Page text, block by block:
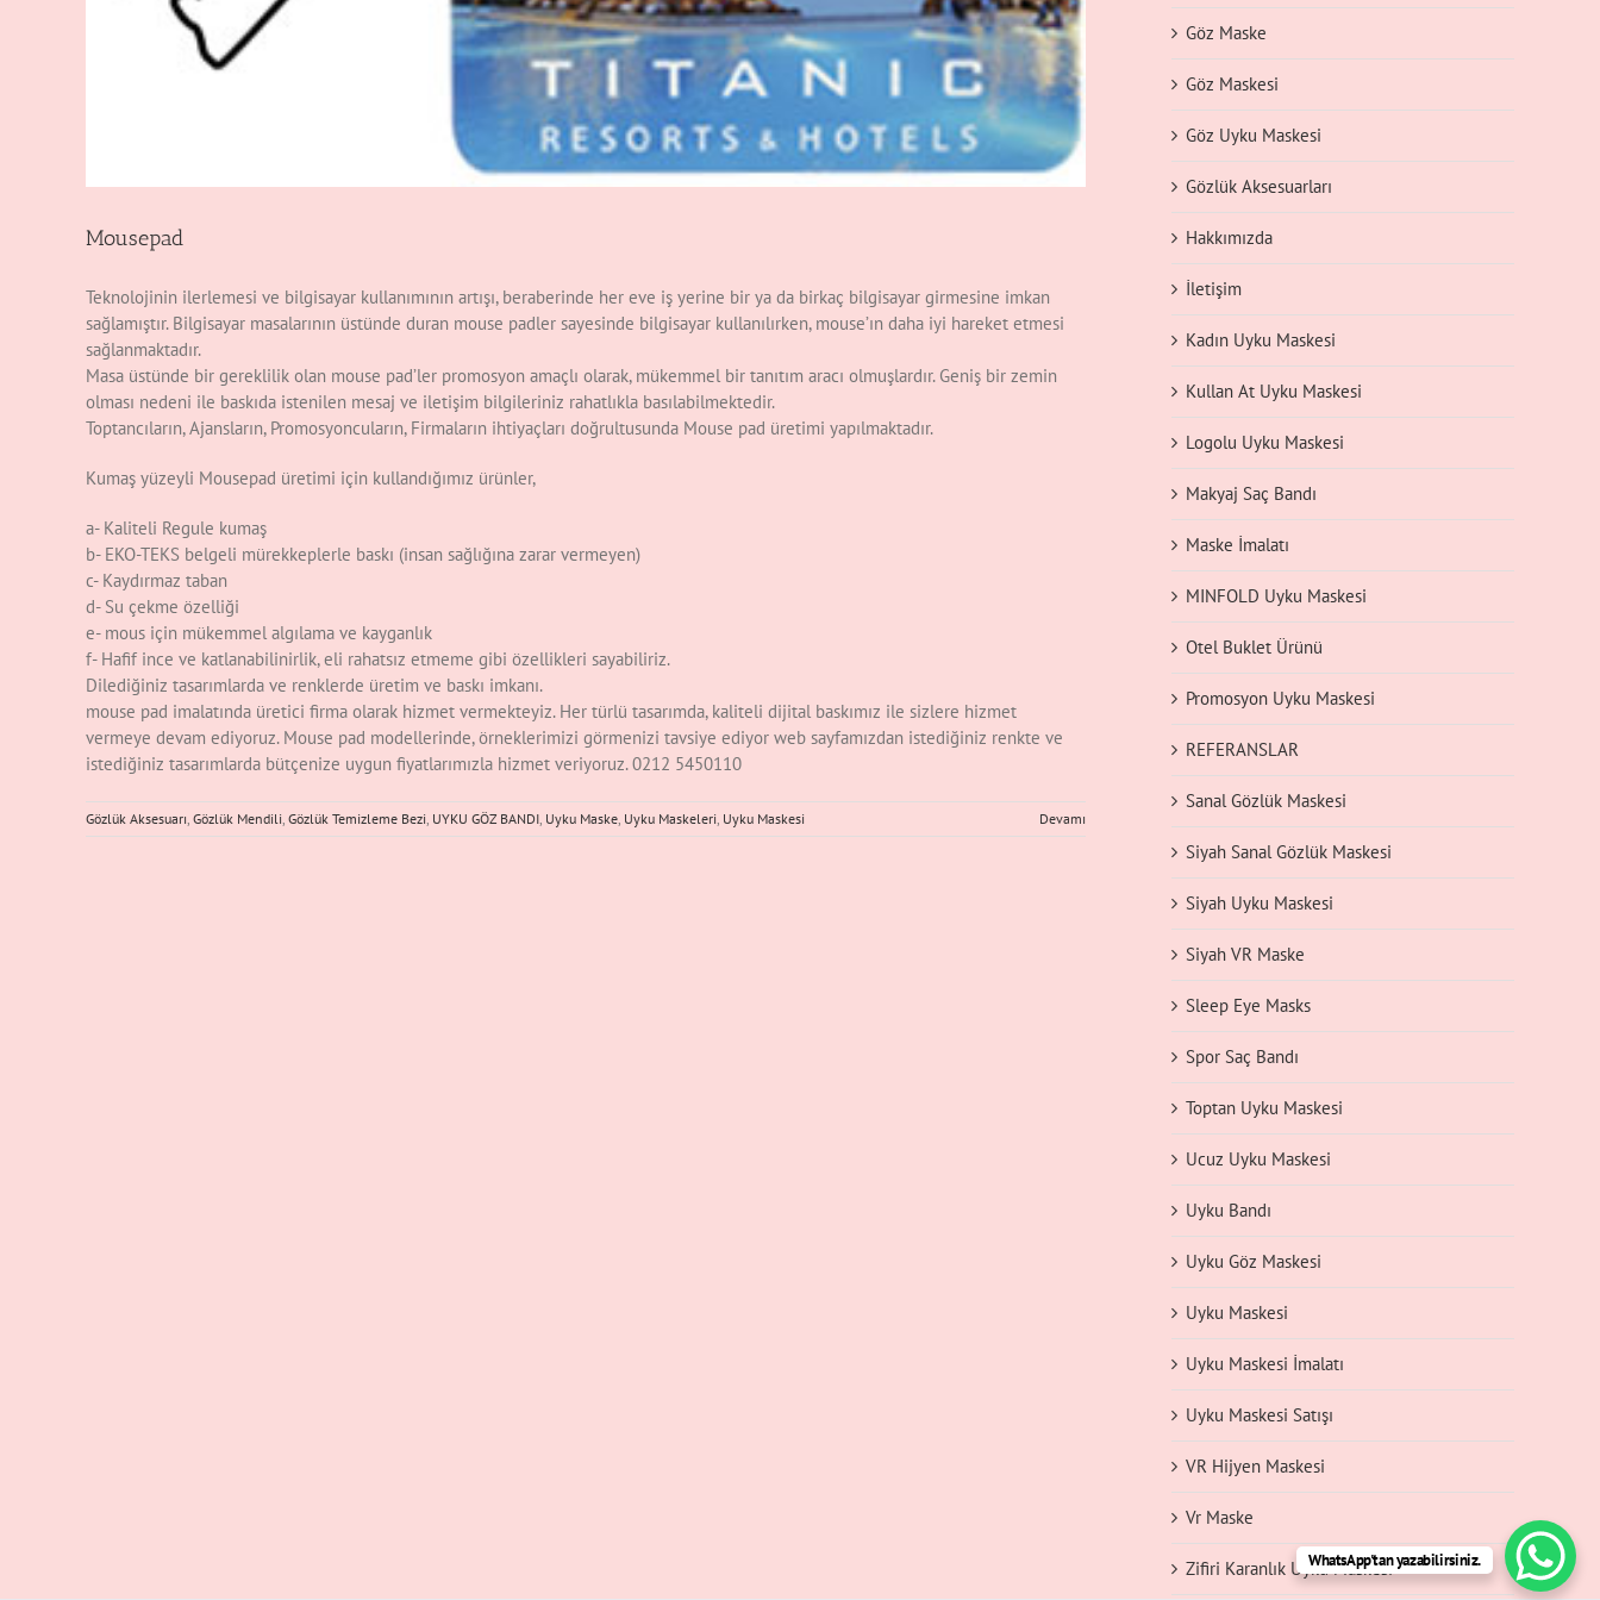
Mousepad
Teknolojinin ilerlemesi ve bilgisayar kullanımının artışı, beraberinde her eve iş yerine bir ya da birkaç bilgisayar girmesine imkan
sağlamıştır. Bilgisayar masalarının üstünde duran mouse padler sayesinde bilgisayar kullanılırken, mouse’ın daha iyi hareket etmesi
sağlanmaktadır.
Masa üstünde bir gereklilik olan mouse pad’ler promosyon amaçlı olarak, mükemmel bir tanıtım aracı olmuşlardır. Geniş bir zemin
olması nedeni ile baskıda istenilen mesaj ve iletişim bilgileriniz rahatlıkla basılabilmektedir.
Toptancıların, Ajansların, Promosyoncuların, Firmaların ihtiyaçları doğrultusunda Mouse pad üretimi yapılmaktadır.
Kumaş yüzeyli Mousepad üretimi için kullandığımız ürünler,
a- Kaliteli Regule kumaş
b- EKO-TEKS belgeli mürekkeplerle baskı (insan sağlığına zarar vermeyen)
c- Kaydırmaz taban
d- Su çekme özelliği
e- mous için mükemmel algılama ve kayganlık
f- Hafif ince ve katlanabilinirlik, eli rahatsız etmeme gibi özellikleri sayabiliriz.
Dilediğiniz tasarımlarda ve renklerde üretim ve baskı imkanı.
mouse pad imalatında üretici firma olarak hizmet vermekteyiz. Her türlü tasarımda, kaliteli dijital baskımız ile sizlere hizmet
vermeye devam ediyoruz. Mouse pad modellerinde, örneklerimizi görmenizi tavsiye ediyor web sayfamızdan istediğiniz renkte ve
istediğiniz tasarımlarda bütçenize uygun fiyatlarımızla hizmet veriyoruz. 0212 5450110
Gözlük Aksesuarı, Gözlük Mendili, Gözlük Temizleme Bezi, UYKU GÖZ BANDI, Uyku Maske, Uyku Maskeleri, Uyku Maskesi Devamı
Göz Maske
Göz Maskesi
Göz Uyku Maskesi
Gözlük Aksesuarları
Hakkımızda
İletişim
Kadın Uyku Maskesi
Kullan At Uyku Maskesi
Logolu Uyku Maskesi
Makyaj Saç Bandı
Maske İmalatı
MINFOLD Uyku Maskesi
Otel Buklet Ürünü
Promosyon Uyku Maskesi
REFERANSLAR
Sanal Gözlük Maskesi
Siyah Sanal Gözlük Maskesi
Siyah Uyku Maskesi
Siyah VR Maske
Sleep Eye Masks
Spor Saç Bandı
Toptan Uyku Maskesi
Ucuz Uyku Maskesi
Uyku Bandı
Uyku Göz Maskesi
Uyku Maskesi
Uyku Maskesi İmalatı
Uyku Maskesi Satışı
VR Hijyen Maskesi
Vr Maske
Zifiri Karanlık Uyku MaskesiWhatsApp'tan yazabilirsiniz.